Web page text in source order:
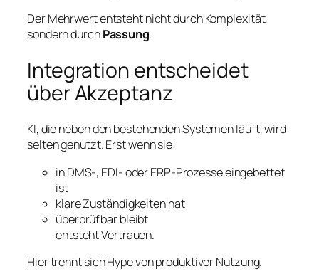
Der Mehrwert entsteht nicht durch Komplexität,
sondern durchPassung.
Integration entscheidet
über Akzeptanz
KI, die neben den bestehenden Systemen läuft, wird
selten genutzt. Erst wenn sie:
in DMS-, EDI- oder ERP-Prozesse eingebettet
ist
klare Zuständigkeiten hat
überprüfbar bleibt
entsteht Vertrauen.
Hier trennt sich Hype von produktiver Nutzung.